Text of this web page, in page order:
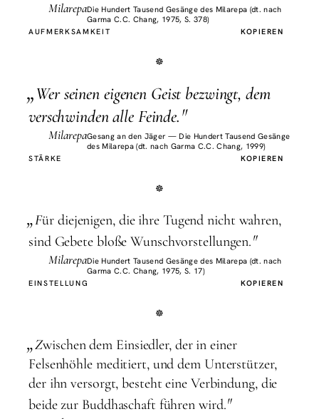
MilarepaDie Hundert Tausend Gesänge des Milarepa (dt. nach
Garma C.C. Chang, 1975, S. 378)
AUFMERKSAMKEIT
KOPIEREN
„Wer seinen eigenen Geist bezwingt, dem
verschwinden alle Feinde."
MilarepaGesang an den Jäger — Die Hundert Tausend Gesänge
des Milarepa (dt. nach Garma C.C. Chang, 1999)
STÄRKE
KOPIEREN
„Für diejenigen, die ihre Tugend nicht wahren,
sind Gebete bloße Wunschvorstellungen."
MilarepaDie Hundert Tausend Gesänge des Milarepa (dt. nach
Garma C.C. Chang, 1975, S. 17)
EINSTELLUNG
KOPIEREN
„Zwischen dem Einsiedler, der in einer
Felsenhöhle meditiert, und dem Unterstützer,
der ihn versorgt, besteht eine Verbindung, die
beide zur Buddhaschaft führen wird."